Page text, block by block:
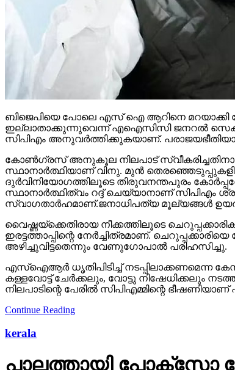
ബിജെപിയെ പോലെ എസ് ഐ ആറിനെ മറയാക്കി
ഇല്ലാതാക്കുന്നുവെന്ന് എഐസിസി ജനറല്‍
സിപിഎം അനുവര്‍ത്തിക്കുകയാണ്.
കോണ്‍ഗ്രസ് അനുകൂല നിലപാട്
സ്ഥാനാര്‍ത്ഥിയാണ് വിനു. മുന്‍
ദുര്‍വിനിയോഗത്തിലൂടെ തിരുവനന്തപുരം
സ്ഥാനാര്‍ത്ഥിത്വം റദ്ദ് ചെയ്യാനാണ് സിപിഎം
സ്വാഗതാര്‍ഹമാണ്.ജനാധിപത്യ മൂല്യങ്ങള്‍
വൈഷ്ണയ്‌ക്കെതിരായ നീക്കത്തിലൂടെ
ഇരട്ടത്താപ്പിന്റെ നേര്‍ച്ചിത്രമാണ്.
അഴിച്ചുവിട്ടതെന്നും വേണുഗോപാല്‍ പരിഹസിച്ചു.
എസ്‌ഐആര്‍ ധൃതിപിടിച്ച് നടപ്പിലാക്കണമെന്ന
കള്ളവോട്ട് ചേര്‍ക്കലും, വോട്ടു നിഷേധിക്കലും
നിലപാടിന്റെ പേരില്‍ സിപിഎമ്മിന്റെ
Continue Reading
kerala
പാലത്തായി പോക്സോ